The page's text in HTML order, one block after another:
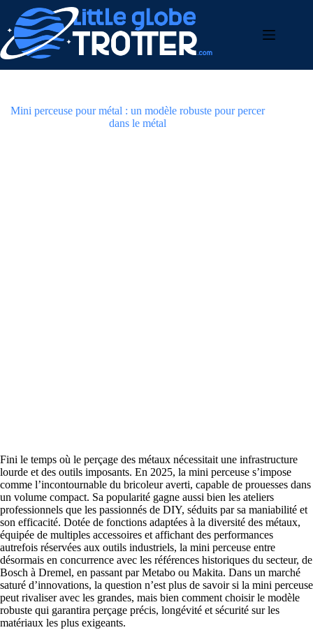
contenu
Mini perceuse pour métal : un modèle robuste pour percer
dans le métal
Fini le temps où le perçage des métaux nécessitait une infrastructure
lourde et des outils imposants. En 2025, la mini perceuse s’impose
comme l’incontournable du bricoleur averti, capable de prouesses dans
un volume compact. Sa popularité gagne aussi bien les ateliers
professionnels que les passionnés de DIY, séduits par sa maniabilité et
son efficacité. Dotée de fonctions adaptées à la diversité des métaux,
équipée de multiples accessoires et affichant des performances
autrefois réservées aux outils industriels, la mini perceuse entre
désormais en concurrence avec les références historiques du secteur, de
Bosch à Dremel, en passant par Metabo ou Makita. Dans un marché
saturé d’innovations, la question n’est plus de savoir si la mini perceuse
peut rivaliser avec les grandes, mais bien comment choisir le modèle
robuste qui garantira perçage précis, longévité et sécurité sur les
matériaux les plus exigeants.